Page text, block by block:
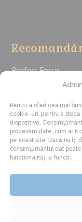
Pentru a oferi cea mai
cookie-uri, pentru a
dispozitive.
procesăm date, cum ar fi
pe acest site. Dacă nu îți
consimțământul dat
funcționalități și funcții.
Perfect Focus
fotografia-
foodnews.ro
aici: